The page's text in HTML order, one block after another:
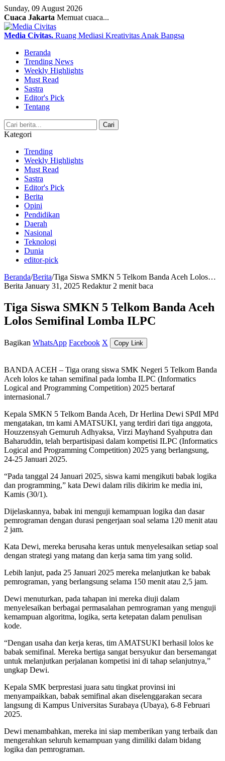
Sunday, 09 August 2026
Cuaca Jakarta Memuat cuaca...
Media Civitas. Ruang Mediasi Kreativitas Anak Bangsa
Beranda
Trending News
Weekly Highlights
Must Read
Sastra
Editor's Pick
Tentang
Search
Cari
Kategori
Trending
Weekly Highlights
Must Read
Sastra
Editor's Pick
Berita
Opini
Pendidikan
Daerah
Nasional
Teknologi
Dunia
editor-pick
Beranda/Berita/Tiga Siswa SMKN 5 Telkom Banda Aceh Lolos…
Berita January 31, 2025 Redaktur 2 menit baca
Tiga Siswa SMKN 5 Telkom Banda Aceh
Lolos Semifinal Lomba ILPC
Bagikan WhatsApp Facebook X Copy Link
BANDA ACEH – Tiga orang siswa SMK Negeri 5 Telkom Banda
Aceh lolos ke tahan semifinal pada lomba ILPC (Informatics
Logical and Programming Competition) 2025 bertaraf
internasional.7
Kepala SMKN 5 Telkom Banda Aceh, Dr Herlina Dewi SPdI MPd
mengatakan, tm kami AMATSUKI, yang terdiri dari tiga anggota,
Houzzensyah Gemuruh Adhyaksa, Virzi Mayhand Syahputra dan
Baharuddin, telah berpartisipasi dalam kompetisi ILPC (Informatics
Logical and Programming Competition) 2025 yang berlangsung,
24-25 Januari 2025.
“Pada tanggal 24 Januari 2025, siswa kami mengikuti babak logika
dan programming,” kata Dewi dalam rilis dikirim ke media ini,
Kamis (30/1).
Dijelaskannya, babak ini menguji kemampuan logika dan dasar
pemrograman dengan durasi pengerjaan soal selama 120 menit atau
2 jam.
Kata Dewi, mereka berusaha keras untuk menyelesaikan setiap soal
dengan strategi yang matang dan kerja sama tim yang solid.
Lebih lanjut, pada 25 Januari 2025 mereka melanjutkan ke babak
pemrograman, yang berlangsung selama 150 menit atau 2,5 jam.
Dewi menuturkan, pada tahapan ini mereka diuji dalam
menyelesaikan berbagai permasalahan pemrograman yang menguji
kemampuan algoritma, logika, serta ketepatan dalam penulisan
kode.
“Dengan usaha dan kerja keras, tim AMATSUKI berhasil lolos ke
babak semifinal. Mereka bertiga sangat bersyukur dan bersemangat
untuk melanjutkan perjalanan kompetisi ini di tahap selanjutnya,”
ungkap Dewi.
Kepala SMK berprestasi juara satu tingkat provinsi ini
menyampaikkan, babak semifinal akan diselenggarakan secara
langsung di Kampus Universitas Surabaya (Ubaya), 6-8 Februari
2025.
Dewi menambahkan, mereka ini siap memberikan yang terbaik dan
mengerahkan seluruh kemampuan yang dimiliki dalam bidang
logika dan pemrograman.